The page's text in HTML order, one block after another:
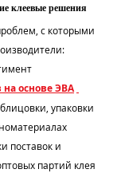
клеевые решения
с которыми
основе ЭВА
упаковки
поставок и
партий клея